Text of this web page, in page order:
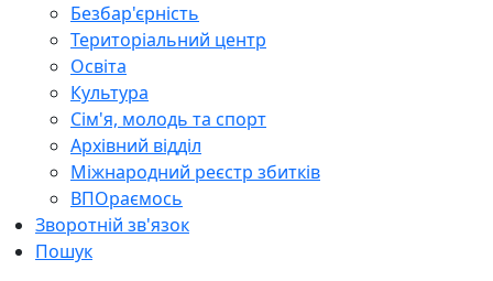
Безбар'єрність
Територіальний центр
Освіта
Культура
Сім'я, молодь та спорт
Архівний відділ
Міжнародний реєстр збитків
ВПОраємось
Зворотній зв'язок
Пошук